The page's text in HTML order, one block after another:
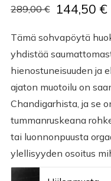
289,00 € 144,50 €
Tämä sohvapöytä
yhdistää
hienostuneisuuden ja
ajaton muotoilu on
Chandigarhista, ja se
tummanruskeana
tai luonnonpuusta
ylellisyyden osoitus